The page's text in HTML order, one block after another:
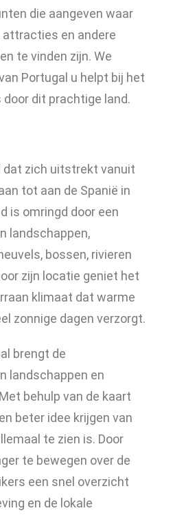
die aangeven waar
en andere
te vinden zijn. We
Portugal u helpt bij het
door dit prachtige land.
dat zich uitstrekt vanuit
tot aan de Spanië in
is omringd door een
landschappen,
bossen, rivieren
zijn locatie geniet het
klimaat dat warme
zonnige dagen verzorgt.
brengt de
landschappen en
behulp van de kaart
beter idee krijgen van
te zien is. Door
te bewegen over de
een snel overzicht
en de lokale